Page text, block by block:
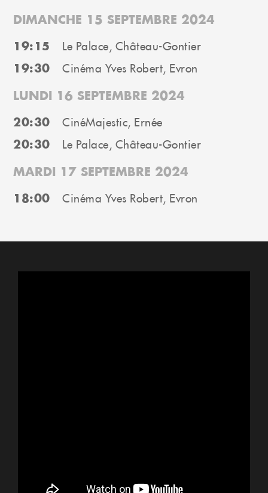
DIMANCHE 15 SEPTEMBRE 2024
19:15 Le Palace, Château-Gontier
19:30 Cinéma Yves Robert, Evron
LUNDI 16 SEPTEMBRE 2024
20:30 CinéMajestic, Ernée
20:30 Le Palace, Château-Gontier
MARDI 17 SEPTEMBRE 2024
18:00 Cinéma Yves Robert, Evron